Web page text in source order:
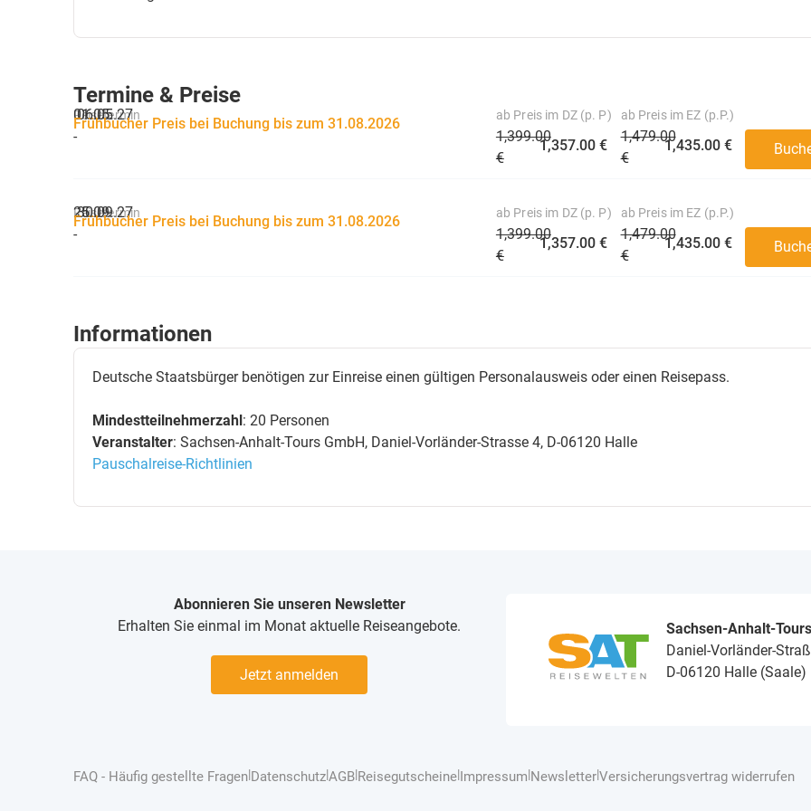
Termine & Preise
Reisetermin
01.05.
-
06.05.27
Frühbucher Preis bei Buchung bis zum 31.08.2026 ab Preis im DZ (p. P)
1,399.00
€
1,357.00 €
ab Preis im EZ (p.P.)
1,479.00
€
1,435.00 €
Reisetermin
25.09.
-
30.09.27
Frühbucher Preis bei Buchung bis zum 31.08.2026 ab Preis im DZ (p. P)
1,399.00
€
1,357.00 €
ab Preis im EZ (p.P.)
1,479.00
€
1,435.00 €
Informationen
Deutsche Staatsbürger benötigen zur Einreise einen gültigen Personalausweis oder einen Reisepass.
Mindestteilnehmerzahl: 20 Personen
Veranstalter: Sachsen-Anhalt-Tours GmbH, Daniel-Vorländer-Strasse 4, D-06120 Halle
Pauschalreise-Richtlinien
Abonnieren Sie unseren Newsletter
Erhalten Sie einmal im Monat aktuelle Reiseangebote.
Jetzt anmelden
Sachsen-Anhalt-
Daniel-Vorländer-
D-06120 Halle (Saale)
FAQ - Häufig gestellte Fragen|Datenschutz|AGB|Reisegutscheine|Impressum|Newsletter|Versicherungsvertrag widerrufen